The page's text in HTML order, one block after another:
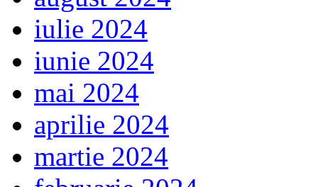
iulie 2024
iunie 2024
mai 2024
aprilie 2024
martie 2024